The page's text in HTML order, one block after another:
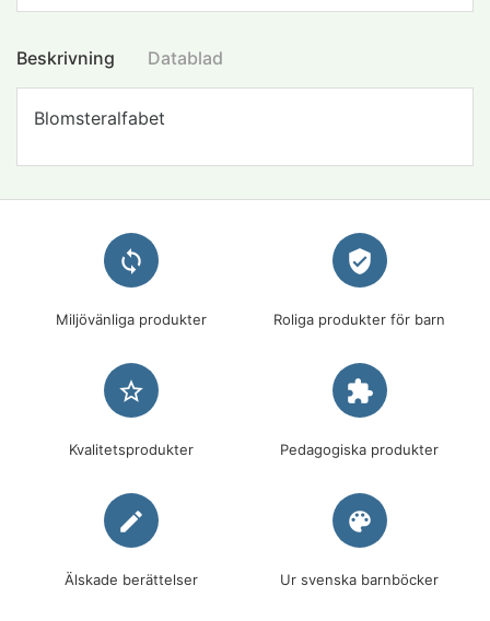
Beskrivning Datablad
Blomsteralfabet
loop
Miljövänliga produkter
verified_user
Roliga produkter för barn
star_border
Kvalitetsprodukter
extension
Pedagogiska produkter
edit
Älskade berättelser
palette
Ur svenska barnböcker